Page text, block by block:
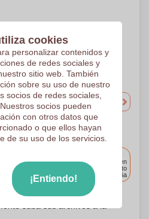
Ayúdame a elegir
antes de las 9.30 a.m.
Entrega en
cualquier punto
de España
suba sus archivos a la
cookies
personalizar contenidos y
de redes sociales y
sitio web. También
sobre su uso de nuestro
socios de redes sociales,
socios pueden
con otros datos que
o que ellos hayan
de su uso de los servicios.
¡Entiendo!